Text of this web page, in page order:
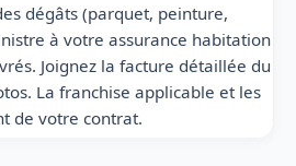
dégâts (parquet, peinture,
à votre assurance habitation
Joignez la facture détaillée du
La franchise applicable et les
de votre contrat.